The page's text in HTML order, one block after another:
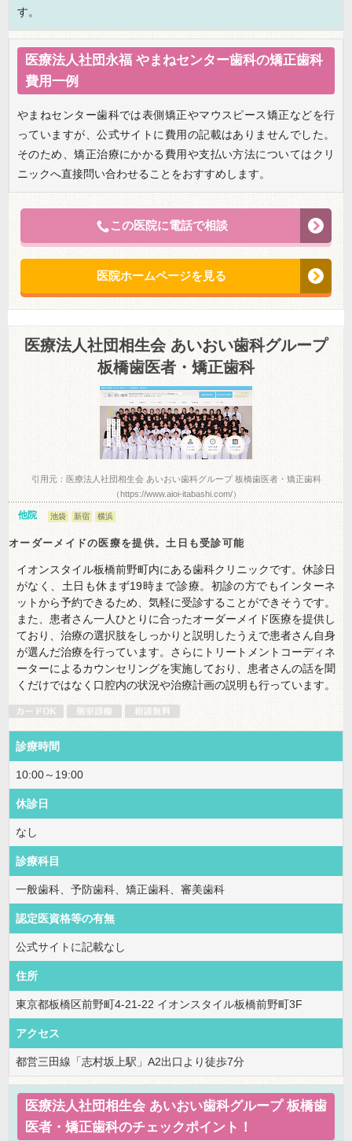
す。
医療法人社団永福 やまねセンター歯科の矯正歯科
費用一例
やまねセンター歯科では表側矯正やマウスピース矯正などを行
っていますが、公式サイトに費用の記載はありませんでした。
そのため、矯正治療にかかる費用や支払い方法についてはクリ
ニックへ直接問い合わせることをおすすめします。
この医院に電話で相談
医院ホームページを見る
医療法人社団相生会 あいおい歯科グループ
板橋歯医者・矯正歯科
引用元：医療法人社団相生会 あいおい歯科グループ 板橋歯医者・矯正歯科
（https://www.aioi-itabashi.com/）
他院 池袋 新宿 横浜
オーダーメイドの医療を提供。土日も受診可能
イオンスタイル板橋前野町内にある歯科クリニックです。休診日
がなく、土日も休まず19時まで診療。初診の方でもインターネ
ットから予約できるため、気軽に受診することができそうです。
また、患者さん一人ひとりに合ったオーダーメイド医療を提供し
ており、治療の選択肢をしっかりと説明したうえで患者さん自身
が選んだ治療を行っています。さらにトリートメントコーディネ
ーターによるカウンセリングを実施しており、患者さんの話を聞
くだけではなく口腔内の状況や治療計画の説明も行っています。
診療時間
10:00～19:00
休診日
なし
診療科目
一般歯科、予防歯科、矯正歯科、審美歯科
認定医資格等の有無
公式サイトに記載なし
住所
東京都板橋区前野町4-21-22 イオンスタイル板橋前野町3F
アクセス
都営三田線「志村坂上駅」A2出口より徒歩7分
医療法人社団相生会 あいおい歯科グループ 板橋歯
医者・矯正歯科のチェックポイント！